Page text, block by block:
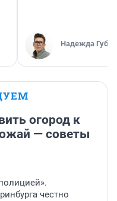
Надежда
огород к
— советы
честно